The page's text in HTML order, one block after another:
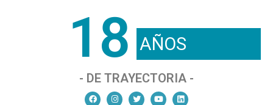
18 AÑOS
- DE TRAYECTORIA -